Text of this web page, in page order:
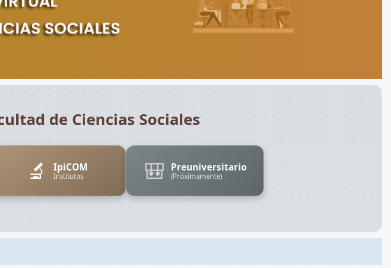
de Ciencias Sociales
🔬 IpiCOM
Institutos 🎒 Preuniversitario
(Próximamente)